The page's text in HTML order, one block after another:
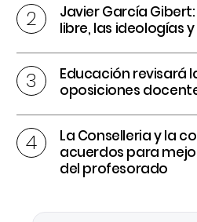
Javier García
libre, las ideologías
Educación revisará
oposiciones
La Conselleria y la
acuerdos para
del profesorado